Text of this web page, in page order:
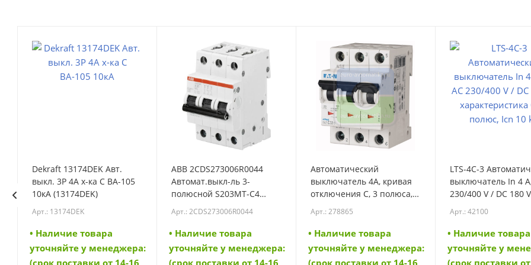
Dekraft 13174DEK Авт.
выкл. 3P 4A х-ка C ВА-105
10кА (13174DEK)
Арт.: 13174DEK
• Наличие товара
уточняйте у менеджера:
(срок поставки от 14-16
ABB 2CDS273006R0044
Автомат.выкл-ль 3-
полюсной S203MT-C4
Арт.: 2CDS273006R0044
• Наличие товара
уточняйте у менеджера:
(срок поставки от 14-16
Автоматический
выключатель 4А, кривая
отключения C, 3 полюса,
(FAZ-C4/3) (278865)
Арт.: 278865
• Наличие товара
уточняйте у менеджера:
(срок поставки от 14-16
LTS-4C-3
выключатель In 4
230/400 V / DC 180
полюс, Icn 10 kA
Арт.: 42100
• Наличие товара
уточняйте у
(срок поставки